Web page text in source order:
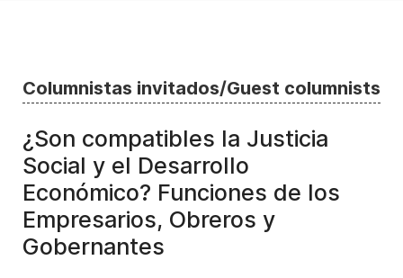
Columnistas invitados/Guest columnists
¿Son compatibles la Justicia
Social y el Desarrollo
Económico? Funciones de los
Empresarios, Obreros y
Gobernantes